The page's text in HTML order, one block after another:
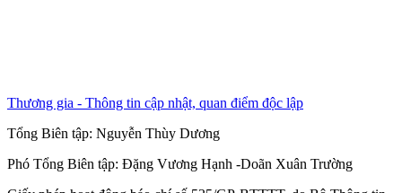
Thương gia - Thông tin cập nhật, quan điểm độc lập
Tổng Biên tập: Nguyễn Thùy Dương
Phó Tổng Biên tập: Đặng Vương Hạnh -Doãn Xuân Trường